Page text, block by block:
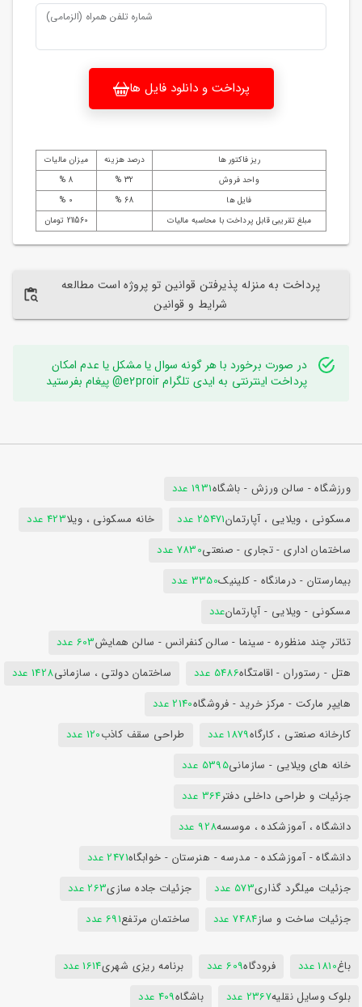
شماره تلفن همراه (الزمامی)
پرداخت و دانلود فایل ها
ریز فاکتور ها درصد هزینه
میزان مالیات
واحد فروش
32 %
8 %
فایل ها
68 %
0 %
مبلغ تقریبی قابل پرداخت با محاسبه مالیات
211560 تومان
پرداخت به منزله پذیرفتن قوانین تو پروژه است مطالعه
شرایط و قوانین
در صورت برخورد با هر گونه سوال یا مشکل یا عدم امکان
پرداخت اینترنتی به ایدی تلگرام e2proir@ پیغام بفرستید
ورزشگاه - سالن ورزش - باشگاه1931 عدد
مسکونی ، ویلایی ، آپارتمان25471 عدد خانه مسکونی ، ویلا423 عدد
ساختمان اداری - تجاری - صنعتی7830 عدد
بیمارستان - درمانگاه - کلینیک3350 عدد
مسکونی - ویلایی - آپارتمانعدد
تئاتر چند منظوره - سینما - سالن کنفرانس - سالن همایش603 عدد
هتل - رستوران - اقامتگاه5486 عدد ساختمان دولتی ، سازمانی1428 عدد
هایپر مارکت - مرکز خرید - فروشگاه2140 عدد
کارخانه صنعتی ، کارگاه1879 عدد طراحی سقف کاذب120 عدد
خانه های ویلایی - سازمانی5395 عدد
جزئیات و طراحی داخلی دفتر364 عدد
دانشگاه ، آموزشکده ، موسسه928 عدد
دانشگاه - آموزشکده - مدرسه - هنرستان - خوابگاه2471 عدد
جزئیات میلگرد گذاری573 عدد جزئیات جاده سازی263 عدد
جزئیات ساخت و ساز7484 عدد ساختمان مرتفع691 عدد
باغ1810 عدد فرودگاه609 عدد برنامه ریزی شهری1614 عدد
بلوک وسایل نقلیه2367 عدد باشگاه409 عدد